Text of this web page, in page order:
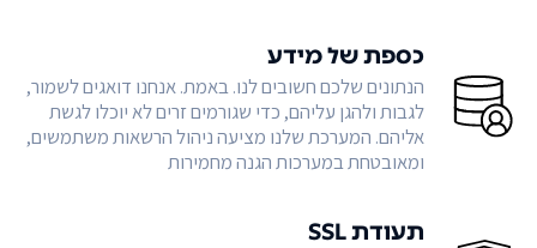
כספת של מידע
הנתונים שלכם חשובים לנו. באמת. אנחנו דואגים לשמור,
לגבות ולהגן עליהם, כדי שגורמים זרים לא יוכלו לגשת
אליהם. המערכת שלנו מציעה ניהול הרשאות משתמשים,
ומאובטחת במערכות הגנה מחמירות
תעודת SSL